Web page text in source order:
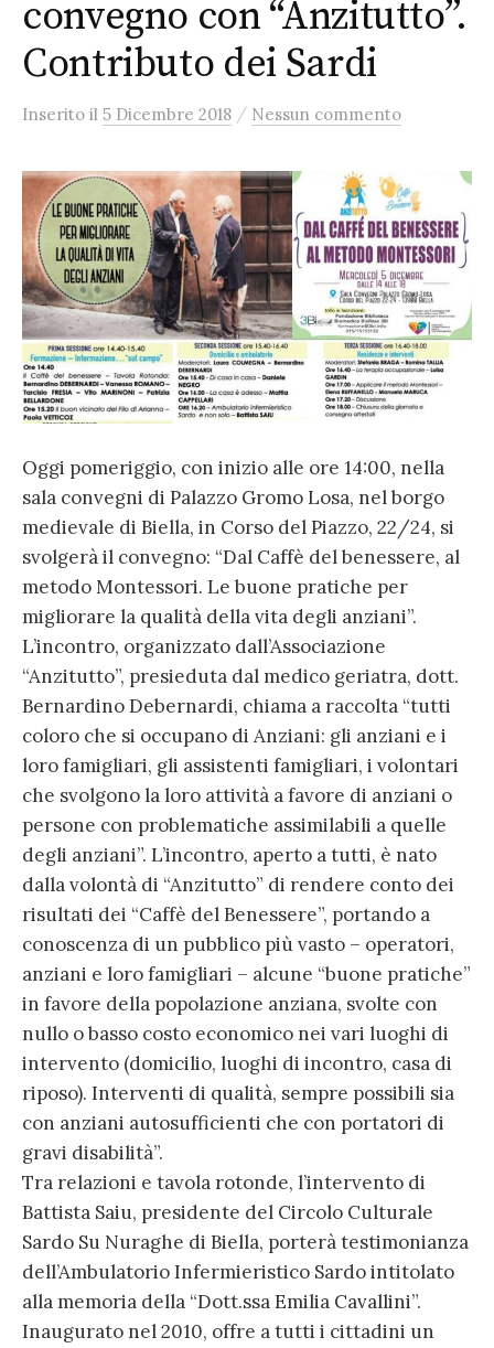
convegno con “Anzitutto”.
Contributo dei Sardi
Inserito il 5 Dicembre 2018 / Nessun commento
Oggi pomeriggio, con inizio alle ore 14:00, nella
sala convegni di Palazzo Gromo Losa, nel borgo
medievale di Biella, in Corso del Piazzo, 22/24, si
svolgerà il convegno: “Dal Caffè del benessere, al
metodo Montessori. Le buone pratiche per
migliorare la qualità della vita degli anziani”.
L’incontro, organizzato dall’Associazione
“Anzitutto”, presieduta dal medico geriatra, dott.
Bernardino Debernardi, chiama a raccolta “tutti
coloro che si occupano di Anziani: gli anziani e i
loro famigliari, gli assistenti famigliari, i volontari
che svolgono la loro attività a favore di anziani o
persone con problematiche assimilabili a quelle
degli anziani”. L’incontro, aperto a tutti, è nato
dalla volontà di “Anzitutto” di rendere conto dei
risultati dei “Caffè del Benessere”, portando a
conoscenza di un pubblico più vasto – operatori,
anziani e loro famigliari – alcune “buone pratiche”
in favore della popolazione anziana, svolte con
nullo o basso costo economico nei vari luoghi di
intervento (domicilio, luoghi di incontro, casa di
riposo). Interventi di qualità, sempre possibili sia
con anziani autosufficienti che con portatori di
gravi disabilità”.
Tra relazioni e tavola rotonde, l’intervento di
Battista Saiu, presidente del Circolo Culturale
Sardo Su Nuraghe di Biella, porterà testimonianza
dell’Ambulatorio Infermieristico Sardo intitolato
alla memoria della “Dott.ssa Emilia Cavallini”.
Inaugurato nel 2010, offre a tutti i cittadini un